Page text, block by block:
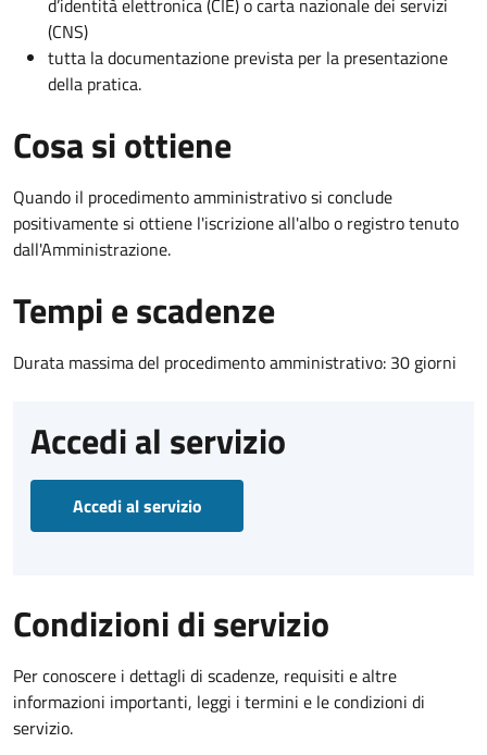
d’identità elettronica (CIE) o carta nazionale dei servizi
(CNS)
tutta la documentazione prevista per la presentazione
della pratica.
Cosa si ottiene
Quando il procedimento amministrativo si conclude
positivamente si ottiene l'iscrizione all'albo o registro tenuto
dall'Amministrazione.
Tempi e scadenze
Durata massima del procedimento amministrativo: 30 giorni
Accedi al servizio
Accedi al servizio
Condizioni di servizio
Per conoscere i dettagli di scadenze, requisiti e altre
informazioni importanti, leggi i termini e le condizioni di
servizio.